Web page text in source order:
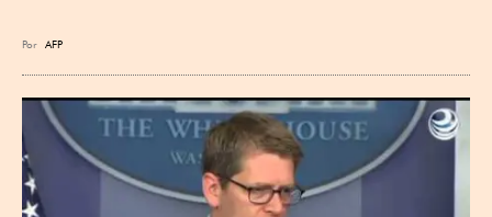
Por AFP